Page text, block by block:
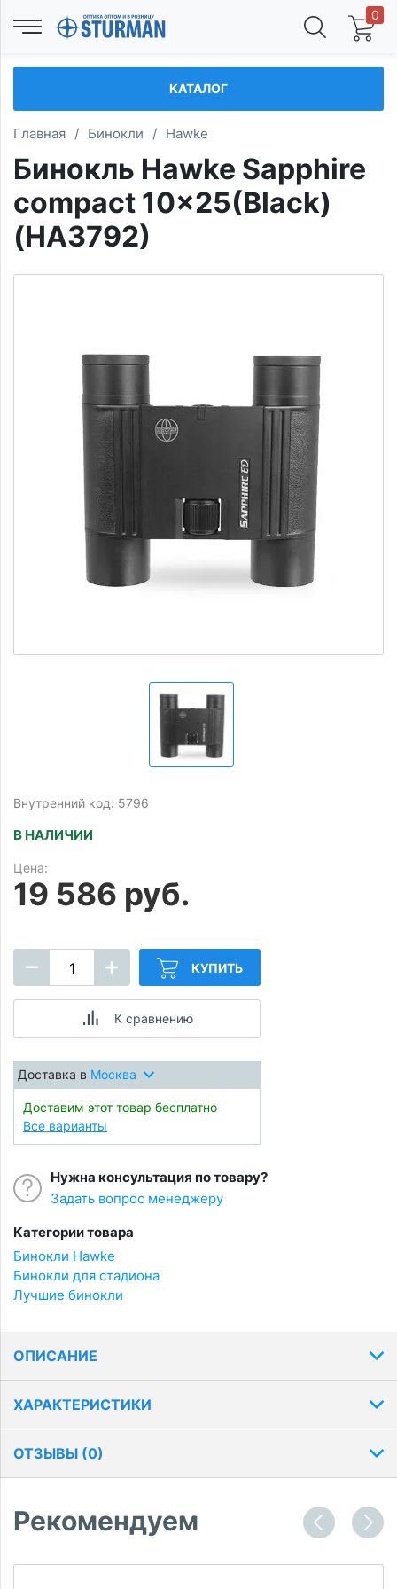
0
КАТАЛОГ
Главная / Бинокли / Hawke
Бинокль Hawke Sapphire
compact 10x25(Black)
(HA3792)
Внутренний код: 5796
В НАЛИЧИИ
Цена:
19 586 руб.
КУПИТЬ
К сравнению
Доставка в Москва
Доставим этот товар бесплатно
Все варианты
Нужна консультация по товару?
Задать вопрос менеджеру
Категории товара
Бинокли Hawke
Бинокли для стадиона
Лучшие бинокли
ОПИСАНИЕ
ХАРАКТЕРИСТИКИ
ОТЗЫВЫ (0)
Рекомендуем